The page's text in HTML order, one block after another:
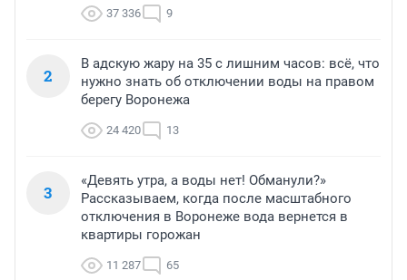
37 336 9
2
В адскую жару на 35 с лишним часов: всё, что
нужно знать об отключении воды на правом
берегу Воронежа
24 420 13
3
«Девять утра, а воды нет! Обманули?»
Рассказываем, когда после масштабного
отключения в Воронеже вода вернется в
квартиры горожан
11 287 65